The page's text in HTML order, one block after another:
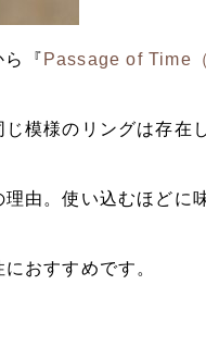
ら『 Passage of Time
模様のリングは存在
由。使い込むほどに
おすすめです。